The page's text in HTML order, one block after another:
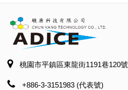
桃園市平鎮區東龍街1191巷120號
+886-3-3151983 (代表號)